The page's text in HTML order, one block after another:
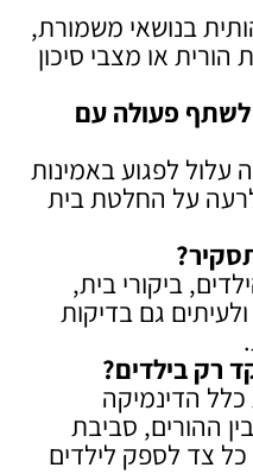
בנושאי משמורת,
הורית או מצבי סיכון
לשתף פעולה עם
עלול לפגוע באמינות
על החלטת בית
?
ביקורי בית,
גם בדיקות
רק בילדים?
הדינמיקה
ההורים, סביבת
כל צד לספק לילדים